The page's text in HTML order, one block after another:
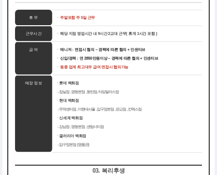
휴 무 ㆍ주말포함 주 5일 근무
근무시간 ㆍ 해당 지점 영업시간 내 9시간 2교대 근무( 휴게 1시간 포함 )
급 여 ㆍ 매니저 : 면접시 협의 ~ 경력에 따른 협의 + 인센티브
ㆍ 신입/경력 : 연 2850만원이상 ~ 경력에 따른 협의 + 인센티브
ㆍ 동종 업계 최고대우 급여 면접시 협의가능
매장 정보 ㆍ롯데 백화점
- 잠실점 , 명동본점 , 동탄점, 타임빌라스점
ㆍ현대 백화점
- 무역센터점 , 더현대서울 , 압구정본점 , 판교점 , 킨텍스점
ㆍ신세계 백화점
- 강남점 , 명동본점 , 센텀시티점
ㆍ갤러리아 백화점
- 압구정본점 (명품관)
03. 복리후생